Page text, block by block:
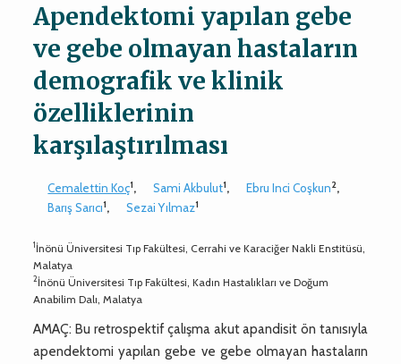
Apendektomi yapılan gebe
ve gebe olmayan hastaların
demografik ve klinik
özelliklerinin
karşılaştırılması
Cemalettin Koç1, Sami Akbulut1, Ebru Inci Coşkun2,
Barış Sarıcı1, Sezai Yılmaz1
1İnönü Üniversitesi Tıp Fakültesi, Cerrahi ve Karaciğer Nakli Enstitüsü,
Malatya
2İnönü Üniversitesi Tıp Fakültesi, Kadın Hastalıkları ve Doğum
Anabilim Dalı, Malatya
AMAÇ: Bu retrospektif çalışma akut apandisit ön tanısıyla
apendektomi yapılan gebe ve gebe olmayan hastaların